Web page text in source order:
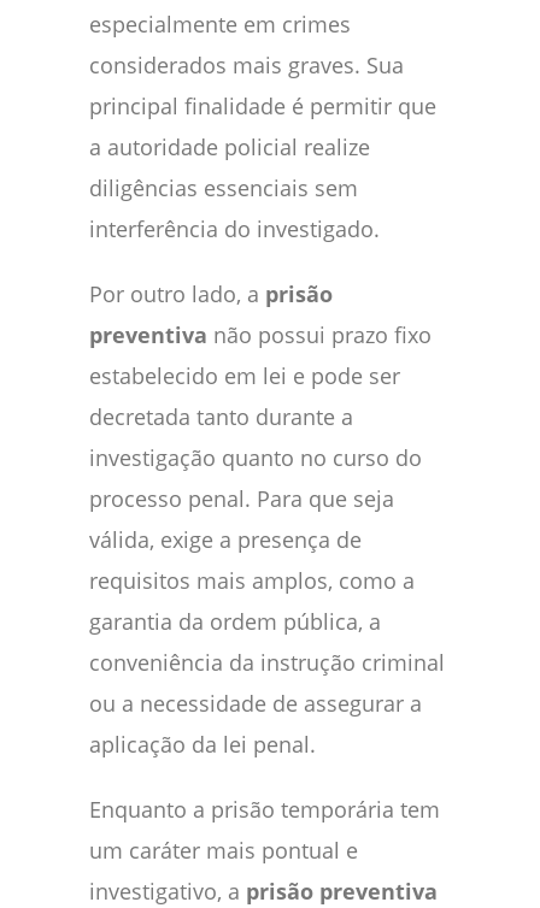
especialmente em crimes
considerados mais graves. Sua
principal finalidade é permitir que
a autoridade policial realize
diligências essenciais sem
interferência do investigado.
Por outro lado, a prisão
preventiva não possui prazo fixo
estabelecido em lei e pode ser
decretada tanto durante a
investigação quanto no curso do
processo penal. Para que seja
válida, exige a presença de
requisitos mais amplos, como a
garantia da ordem pública, a
conveniência da instrução criminal
ou a necessidade de assegurar a
aplicação da lei penal.
Enquanto a prisão temporária tem
um caráter mais pontual e
investigativo, a prisão preventiva